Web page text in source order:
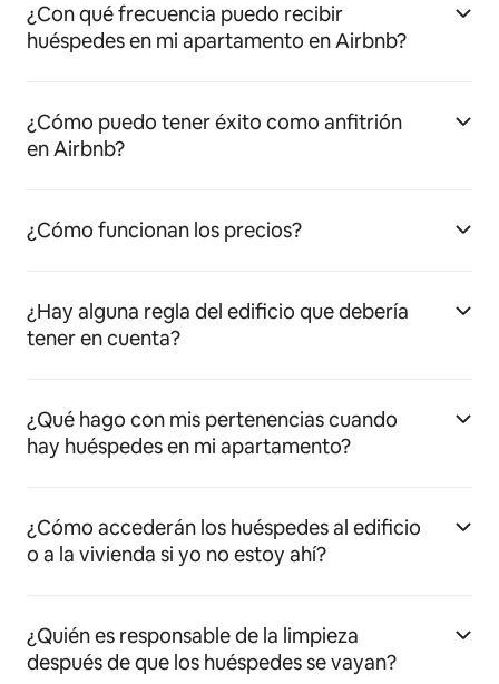
¿Con qué frecuencia puedo recibir
huéspedes en mi apartamento en Airbnb?
¿Cómo puedo tener éxito como anfitrión
en Airbnb?
¿Cómo funcionan los precios?
¿Hay alguna regla del edificio que debería
tener en cuenta?
¿Qué hago con mis pertenencias cuando
hay huéspedes en mi apartamento?
¿Cómo accederán los huéspedes al edificio
o a la vivienda si yo no estoy ahí?
¿Quién es responsable de la limpieza
después de que los huéspedes se vayan?